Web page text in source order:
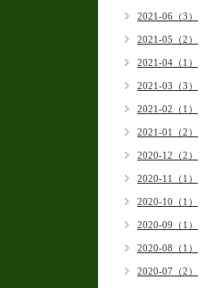
2021-06（3）
2021-05（2）
2021-04（1）
2021-03（3）
2021-02（1）
2021-01（2）
2020-12（2）
2020-11（1）
2020-10（1）
2020-09（1）
2020-08（1）
2020-07（2）